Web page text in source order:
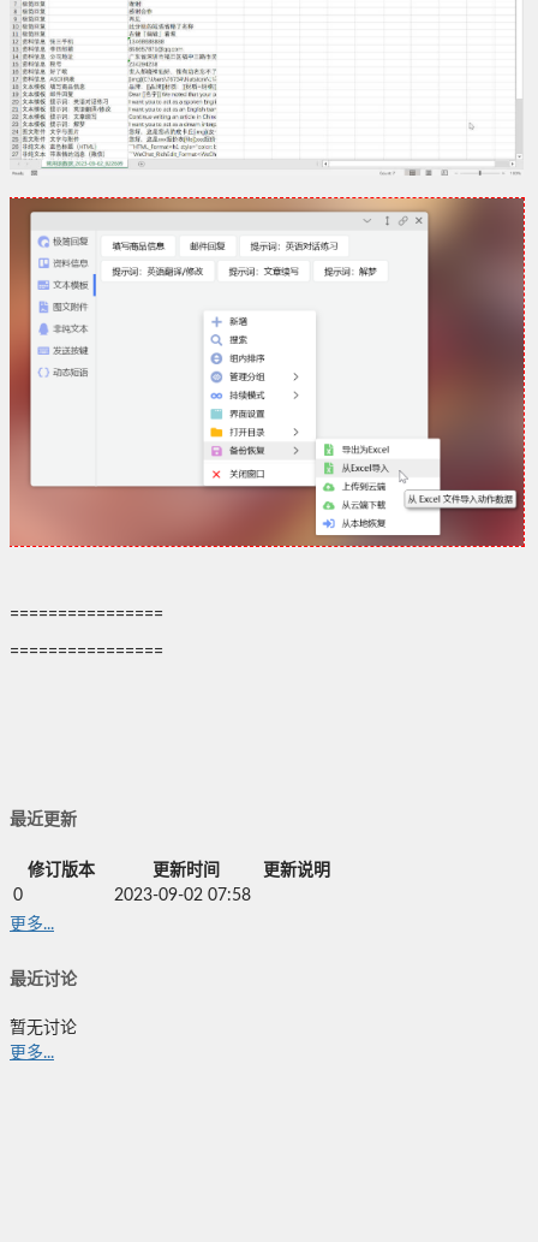
================
================
最近更新
修订版本 更新时间
更新说明
0
2023-09-02 07:58
更多...
最近讨论
暂无讨论
更多...